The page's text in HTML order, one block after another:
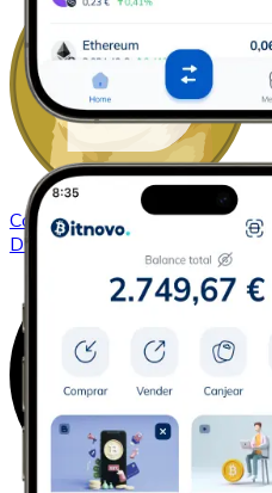
ComprarDogecoincon
DOGE